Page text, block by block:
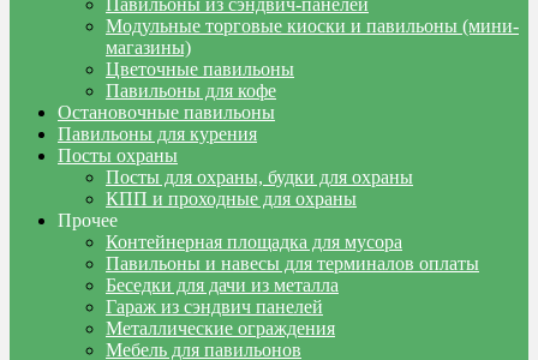
Павильоны из сэндвич-панелей
Модульные торговые киоски и павильоны (мини-
магазины)
Цветочные павильоны
Павильоны для кофе
Остановочные павильоны
Павильоны для курения
Посты охраны
Посты для охраны, будки для охраны
КПП и проходные для охраны
Прочее
Контейнерная площадка для мусора
Павильоны и навесы для терминалов оплаты
Беседки для дачи из металла
Гараж из сэндвич панелей
Металлические ограждения
Мебель для павильонов